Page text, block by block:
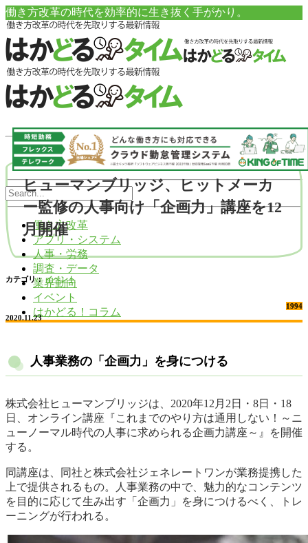
働き方改革の時代を効率的に生き抜く手がかり。
働き方改革
アプリ・システム
人事・労務
調査・データ
業界動向
イベント
はかどる！コラム
ヒューマンブリッジ、ヒットメーカ
ー監修の人事向け「企画力」講座を12
月開催
カテゴリ： イベント
1994
2020.11.23
人事業務の「企画力」を身につける
株式会社ヒューマンブリッジは、2020年12月2日・8日・18
日、オンライン講座『これまでのやり方は通用しない！～ニ
ューノーマル時代の人事に求められる企画力講座～』を開催
する。
同講座は、同社と株式会社ジェネレートワンが業務提携した
上で提供されるもの。人事業務の中で、魅力的なコンテンツ
を目的に応じて生み出す「企画力」を身につけるべく、トレ
ーニングが行われる。